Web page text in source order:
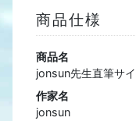
商品仕様
商品名
jonsun先生直筆サ
作家名
jonsun